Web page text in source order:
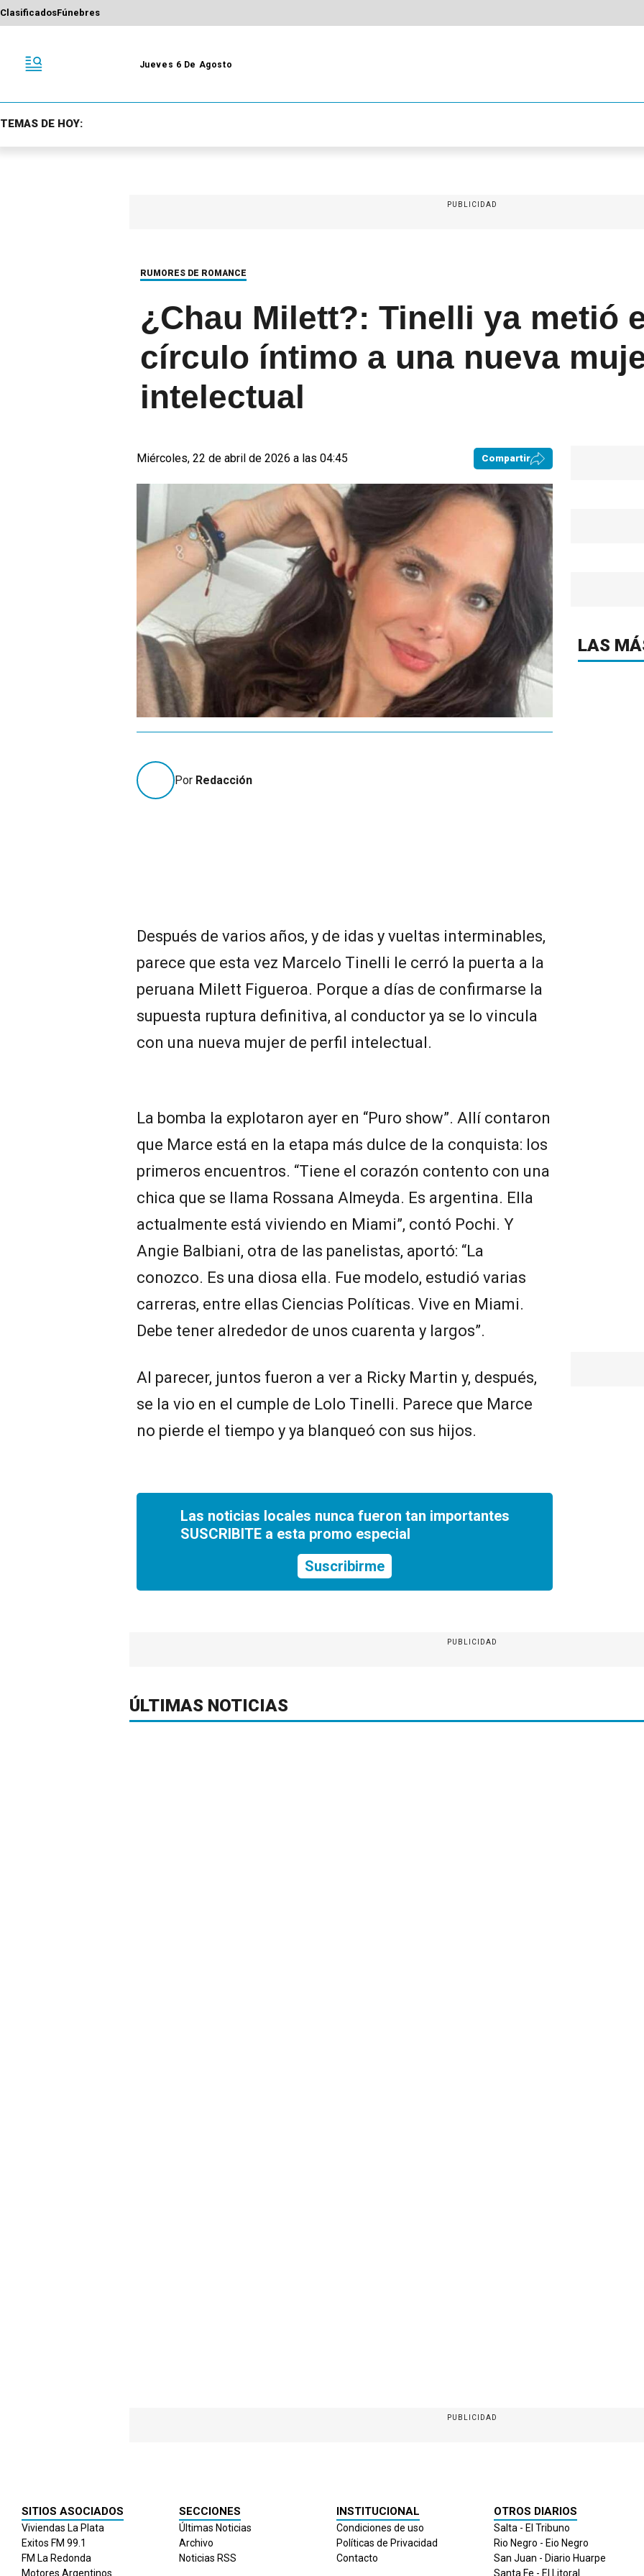
ClasificadosFúnebres
Jueves 6 De Agosto
TEMAS DE HOY:
PUBLICIDAD
RUMORES DE ROMANCE
¿Chau Milett?: Tinelli ya metió
círculo íntimo a una nueva
intelectual
Miércoles, 22 de abril de 2026 a las 04:45 Compartir
Por Redacción
Después de varios años, y de idas y vueltas interminables,
parece que esta vez Marcelo Tinelli le cerró la puerta a la
peruana Milett Figueroa. Porque a días de confirmarse la
supuesta ruptura definitiva, al conductor ya se lo vincula
con una nueva mujer de perfil intelectual.
La bomba la explotaron ayer en “Puro show”. Allí contaron
que Marce está en la etapa más dulce de la conquista: los
primeros encuentros. “Tiene el corazón contento con una
chica que se llama Rossana Almeyda. Es argentina. Ella
actualmente está viviendo en Miami”, contó Pochi. Y
Angie Balbiani, otra de las panelistas, aportó: “La
conozco. Es una diosa ella. Fue modelo, estudió varias
carreras, entre ellas Ciencias Políticas. Vive en Miami.
Debe tener alrededor de unos cuarenta y largos”.
Al parecer, juntos fueron a ver a Ricky Martin y, después,
se la vio en el cumple de Lolo Tinelli. Parece que Marce
no pierde el tiempo y ya blanqueó con sus hijos.
Las noticias locales nunca fueron tan importantes
SUSCRIBITE a esta promo especial
Suscribirme
LAS
PUBLICIDAD
ÚLTIMAS NOTICIAS
PUBLICIDAD
SITIOS ASOCIADOS
Viviendas La Plata
Exitos FM 99.1
FM La Redonda
Motores Argentinos
SECCIONES
Últimas Noticias
Archivo
Noticias RSS
INSTITUCIONAL
Condiciones de uso
Políticas de Privacidad
Contacto
OTROS DIARIOS
Salta - El Tribuno
Rio Negro - Eio Negro
San Juan - Diario Huarpe
Santa Fe - El Litoral